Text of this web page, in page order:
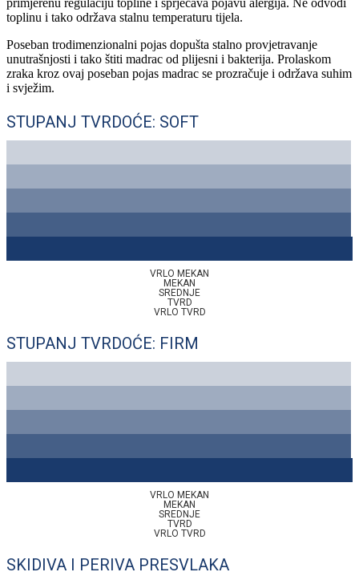
primjerenu regulaciju topline i sprječava pojavu alergija. Ne odvodi
toplinu i tako održava stalnu temperaturu tijela.
Poseban trodimenzionalni pojas dopušta stalno provjetravanje
unutrašnjosti i tako štiti madrac od plijesni i bakterija. Prolaskom
zraka kroz ovaj poseban pojas madrac se prozračuje i održava suhim
i svježim.
STUPANJ TVRDOĆE: SOFT
VRLO MEKAN
MEKAN
SREDNJE
TVRD
VRLO TVRD
STUPANJ TVRDOĆE: FIRM
VRLO MEKAN
MEKAN
SREDNJE
TVRD
VRLO TVRD
SKIDIVA I PERIVA PRESVLAKA